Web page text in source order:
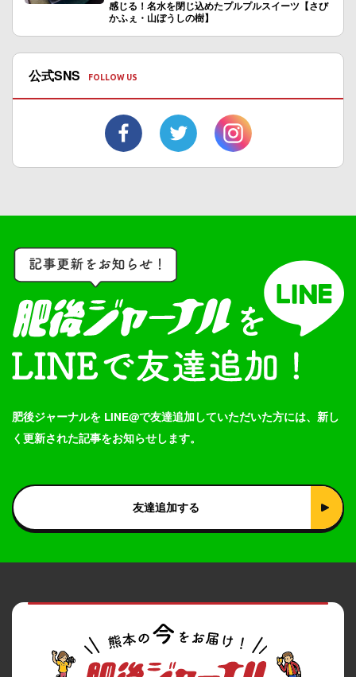
感じる！名水を閉じ込めたプルプルスイーツ【さび
かふぇ・山ぼうしの樹】
公式SNS
肥後ジャーナルを LINE@で友達追加していただいた方には、新し
く更新された記事をお知らせします。
友達追加する